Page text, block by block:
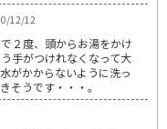
12/12
２度、頭からお湯をかけ
手がつけれなくなって大
がかからないように洗っ
そうです・・・。